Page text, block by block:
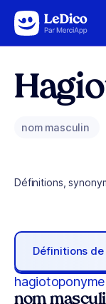
Aller au contenu
nom masculin
Définitions,
Définitions de
hagiotoponyme
nom